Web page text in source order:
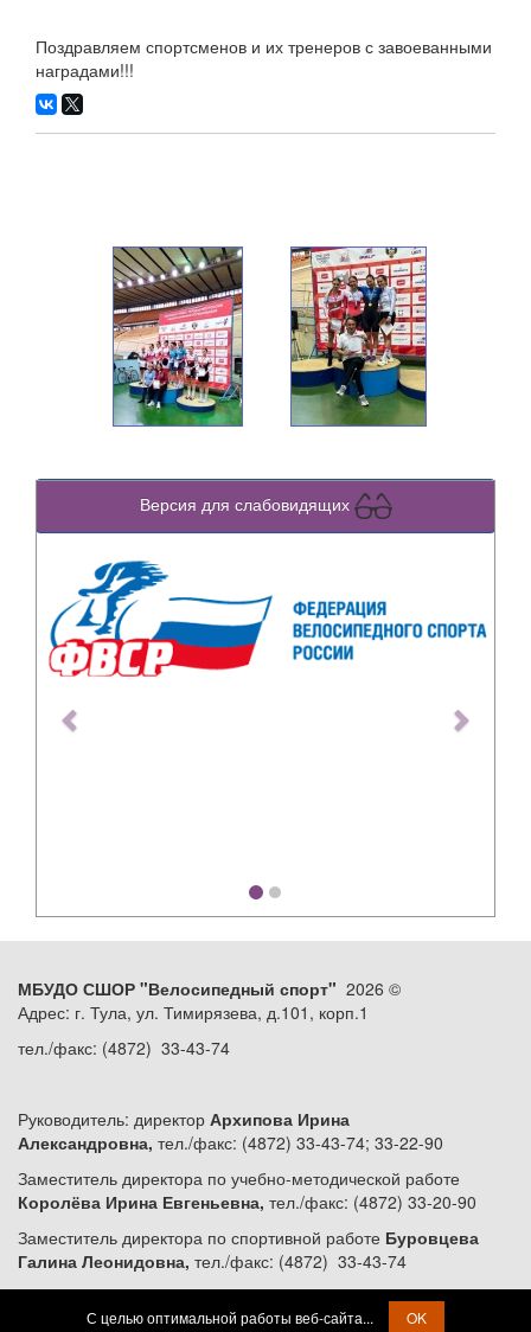
Поздравляем спортсменов и их тренеров с завоеванными
наградами!!!
Версия для слабовидящих
Previous
МБУДО СШОР "Велосипедный спорт" 2026 ©
Адрес: г. Тула, ул. Тимирязева, д.101, корп.1
тел./факс: (4872) 33-43-74
Руководитель: директор Архипова Ирина
Александровна, тел./факс: (4872) 33-43-74; 33-22-90
Заместитель директора по учебно-методической работе
Королёва Ирина Евгеньевна, тел./факс: (4872) 33-20-90
Заместитель директора по спортивной работе Буровцева
Галина Леонидовна, тел./факс: (4872) 33-43-74
С целью оптимальной работы веб-сайта... OK